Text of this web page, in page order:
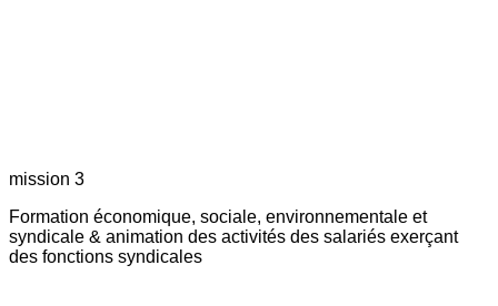
mission 3
Formation économique, sociale, environnementale et
syndicale & animation des activités des salariés exerçant
des fonctions syndicales